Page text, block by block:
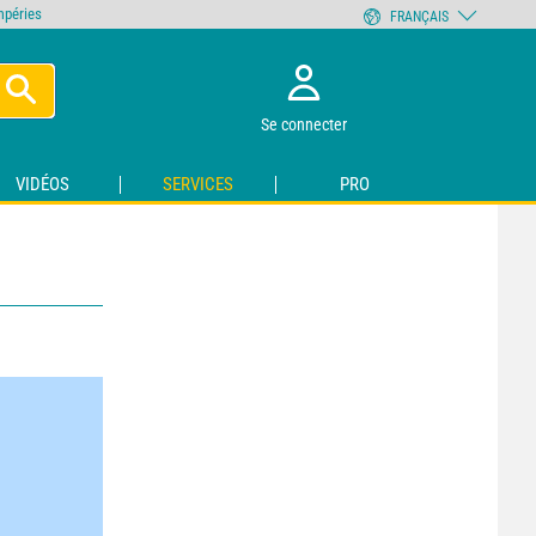
Se connecter
VIDÉOS SERVICES PRO
FRANÇAIS